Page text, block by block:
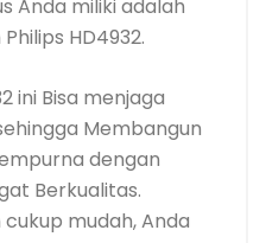
kompor
meskipun berada
anak. Anda Bisa
di Shopee.